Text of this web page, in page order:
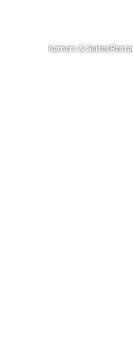
Kamers & Suites